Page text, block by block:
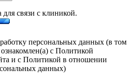
связи с клиникой.
персональных данных (в том
с Политикой
и с Политикой в отношении
данных)